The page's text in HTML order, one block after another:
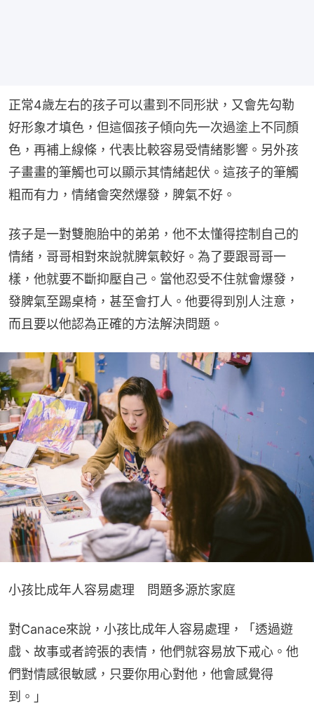
正常4歲左右的孩子可以畫到不同形狀，又會先勾勒
好形象才填色，但這個孩子傾向先一次過塗上不同顏
色，再補上線條，代表比較容易受情緒影響。另外孩
子畫畫的筆觸也可以顯示其情緒起伏。這孩子的筆觸
粗而有力，情緒會突然爆發，脾氣不好。
孩子是一對雙胞胎中的弟弟，他不太懂得控制自己的
情緒，哥哥相對來說就脾氣較好。為了要跟哥哥一
樣，他就要不斷抑壓自己。當他忍受不住就會爆發，
發脾氣至踢桌椅，甚至會打人。他要得到別人注意，
而且要以他認為正確的方法解決問題。
小孩比成年人容易處理　問題多源於家庭
對Canace來說，小孩比成年人容易處理，「透過遊
戲、故事或者誇張的表情，他們就容易放下戒心。他
們對情感很敏感，只要你用心對他，他會感覺得
到。」